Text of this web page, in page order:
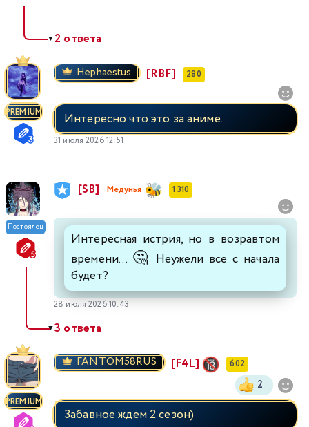
▼2 ответа
PREMIUM
Hephaestus [RBF] 280
Интересно что это за аниме.
31 июля 2026 12:51
Постоялец
[SB] Медунья 1 310
Интересная истрия, но в возравтом
времени... 🤔 Неужели все с начала
будет?
28 июля 2026 10:43
▼3 ответа
PREMIUM
FANTOM58RUS [F4L] 602
2
Забавное ждем 2 сезон)